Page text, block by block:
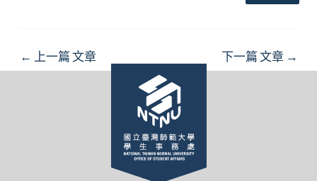
Post
navigation
← 上一篇 文章 下一篇 文章 →